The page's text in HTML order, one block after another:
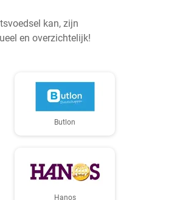
kan, zijn
en overzichtelijk!
Butlon
Hanos